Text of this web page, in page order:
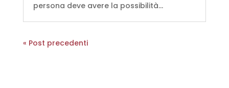
persona deve avere la possibilità...
« Post precedenti